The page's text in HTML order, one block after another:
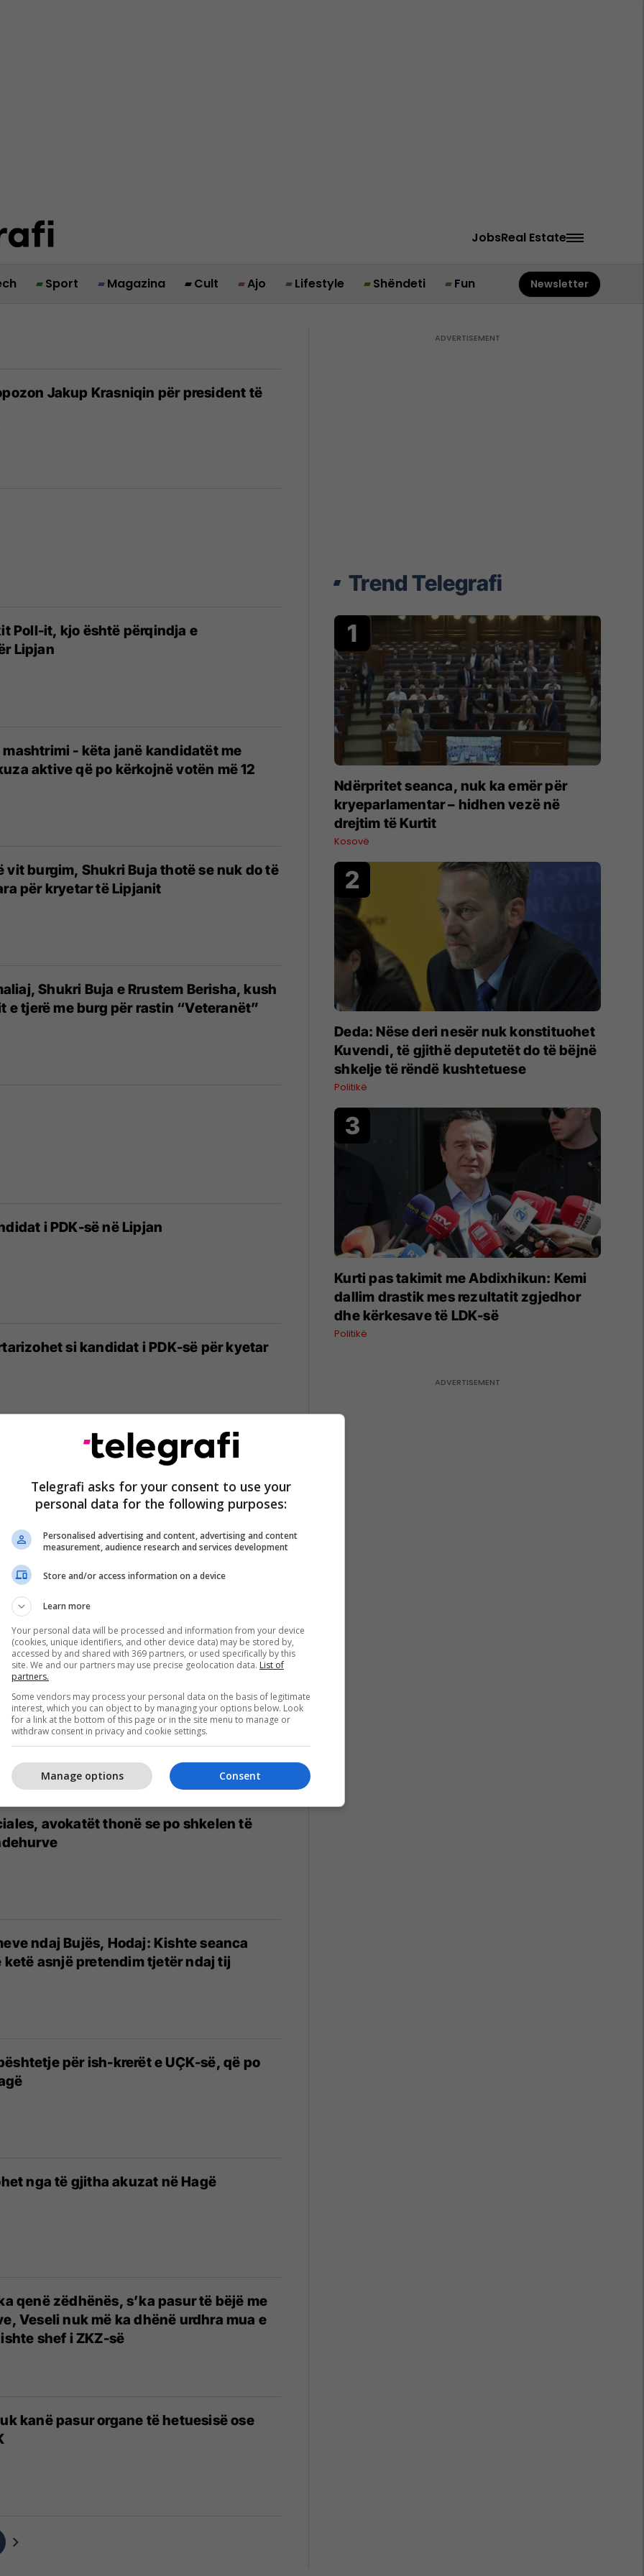
JobsReal Estate
Sport Magazina Cult Ajo Lifestyle Shëndeti Fun Newsletter
Jakup Krasniqin për president të
Poll-it, kjo është përqindja e
Lipjan
mashtrimi - këta janë kandidatët me
aktive që po kërkojnë votën më 12
vit burgim, Shukri Buja thotë se nuk do të
për kryetar të Lipjanit
Shukri Buja e Rrustem Berisha, kush
e tjerë me burg për rastin “Veteranët”
i PDK-së në Lipjan
si kandidat i PDK-së për kyetar
gjyqësor në rastin “Veteranët”,
aktgjykim lirues
Shabanit e Qerimit me Serbinë për ta
për trafikim organesh", flet Shukri Buja
avokatët thonë se po shkelen të
ndaj Bujës, Hodaj: Kishte seanca
ketë asnjë pretendim tjetër ndaj tij
për ish-krerët e UÇK-së, që po
nga të gjitha akuzat në Hagë
qenë zëdhënës, s’ka pasur të bëjë me
Veseli nuk më ka dhënë urdhra mua e
shef i ZKZ-së
kanë pasur organe të hetuesisë ose
Trend Telegrafi
Ndërpritet seanca, nuk ka emër për
kryeparlamentar – hidhen vezë në
drejtim të Kurtit
Kosovë
Deda: Nëse deri nesër nuk konstituohet
Kuvendi, të gjithë deputetët do të bëjnë
shkelje të rëndë kushtetuese
Politikë
Kurti pas takimit me Abdixhikun: Kemi
dallim drastik mes rezultatit zgjedhor
dhe kërkesave të LDK-së
Politikë
Telegrafi asks for your consent to use your
personal data for the following purposes:
Personalised advertising and content, advertising and content
measurement, audience research and services development
Store and/or access information on a device
Learn more
Your personal data will be processed and information from your device
(cookies, unique identifiers, and other device data) may be stored by,
accessed by and shared with 369 partners, or used specifically by this
site. We and our partners may use precise geolocation data. List of
partners.
Some vendors may process your personal data on the basis of legitimate
interest, which you can object to by managing your options below. Look
for a link at the bottom of this page or in the site menu to manage or
withdraw consent in privacy and cookie settings.
Consent
Manage options